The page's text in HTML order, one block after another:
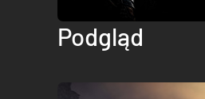
Podgląd